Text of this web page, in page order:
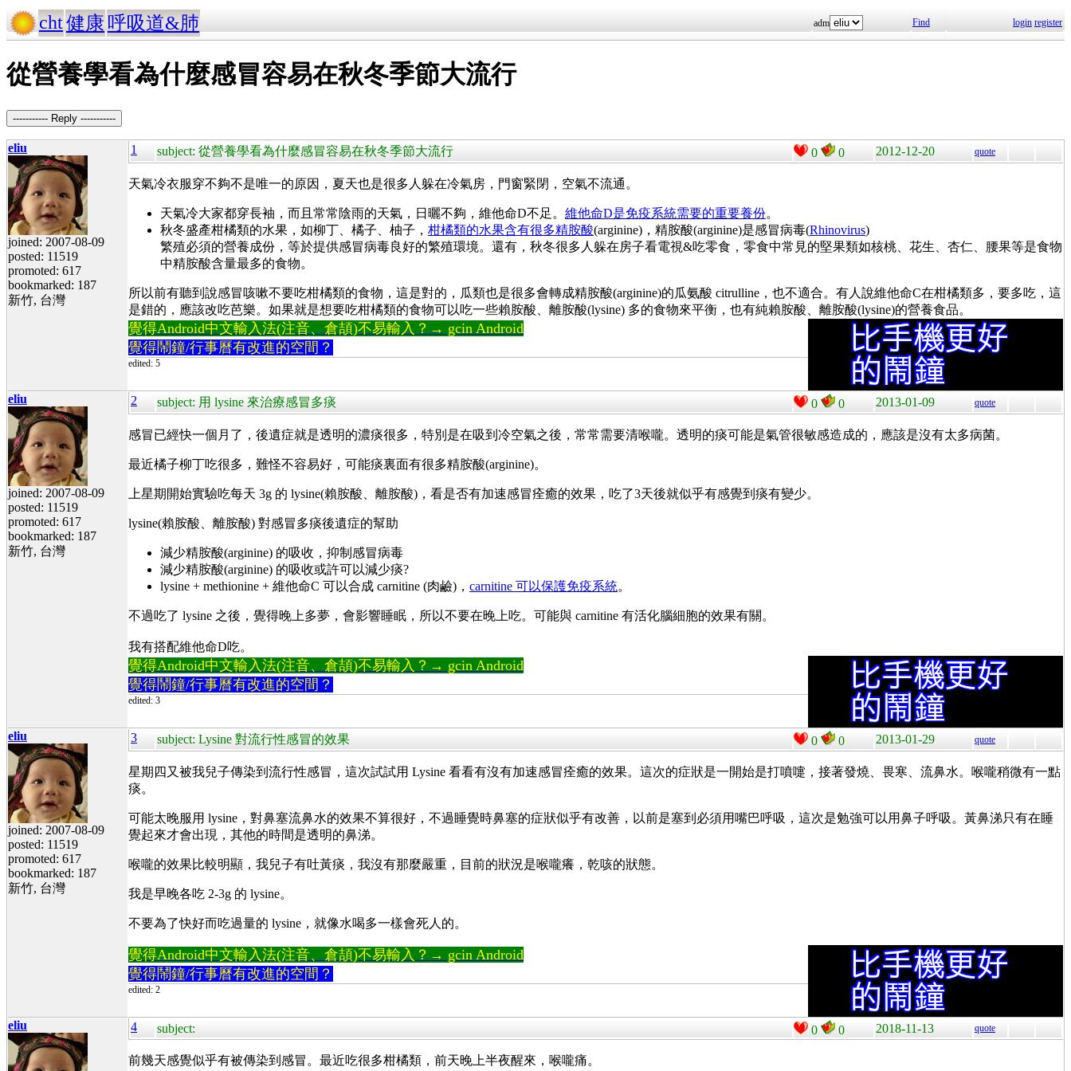
cht健康 呼吸道&肺 adm Find login register
從營養學看為什麼感冒容易在秋冬季節大流行
----------- Reply -----------
eliu
joined: 2007-08-09
posted: 11519
promoted: 617
bookmarked: 187
新竹, 台灣
1 subject: 從營養學看為什麼感冒容易在秋冬季節大流行 0 0 2012-12-20 quote
天氣冷衣服穿不夠不是唯一的原因，夏天也是很多人躲在冷氣房，門窗緊閉，空氣不流通。
天氣冷大家都穿長袖，而且常常陰雨的天氣，日曬不夠，維他命D不足。 維他命D是免疫系統需要的重要養份。
秋冬盛產柑橘類的水果，如柳丁、橘子、柚子， 柑橘類的水果含有很多精胺酸(arginine)，精胺酸(arginine)是感冒病毒(Rhinovirus)
繁殖必須的營養成份，等於提供感冒病毒良好的繁殖環境。還有，秋冬很多人躲在房子看電視&吃零食，零食中常見的堅果類如核桃、花生、杏仁、腰果等是食物
中精胺酸含量最多的食物。
所以前有聽到說感冒咳嗽不要吃柑橘類的食物，這是對的，瓜類也是很多會轉成精胺酸(arginine)的瓜氨酸 citrulline ，也不適合。有人說維他命C在柑橘類多，要多吃，這
是錯的，應該改吃芭樂。如果就是想要吃柑橘類的食物可以吃一些賴胺酸、離胺酸(lysine) 多的食物來平衡，也有純賴胺酸、離胺酸(lysine)的營養食品。
覺得Android中文輸入法(注音、倉頡)不易輸入？→ gcin Android
覺得鬧鐘/行事曆有改進的空間？
edited: 5
eliu
joined: 2007-08-09
posted: 11519
promoted: 617
bookmarked: 187
新竹, 台灣
2 subject: 用 lysine 來治療感冒多痰 0 0 2013-01-09 quote
感冒已經快一個月了，後遺症就是透明的濃痰很多，特別是在吸到冷空氣之後，常常需要清喉嚨。透明的痰可能是氣管很敏感造成的，應該是沒有太多病菌。
最近橘子柳丁吃很多，難怪不容易好，可能痰裏面有很多精胺酸(arginine)。
上星期開始實驗吃每天 3g 的 lysine(賴胺酸、離胺酸)，看是否有加速感冒痊癒的效果，吃了3天後就似乎有感覺到痰有變少。
lysine(賴胺酸、離胺酸) 對感冒多痰後遺症的幫助
減少精胺酸(arginine) 的吸收，抑制感冒病毒
減少精胺酸(arginine) 的吸收或許可以減少痰?
lysine + methionine + 維他命C 可以合成 carnitine (肉鹼)， carnitine 可以保護免疫系統。
不過吃了 lysine 之後，覺得晚上多夢，會影響睡眠，所以不要在晚上吃。可能與 carnitine 有活化腦細胞的效果有關。
我有搭配維他命D吃。
覺得Android中文輸入法(注音、倉頡)不易輸入？→ gcin Android
覺得鬧鐘/行事曆有改進的空間？
edited: 3
eliu
joined: 2007-08-09
posted: 11519
promoted: 617
bookmarked: 187
新竹, 台灣
3 subject: Lysine 對流行性感冒的效果 0 0 2013-01-29 quote
星期四又被我兒子傳染到流行性感冒，這次試試用 Lysine 看看有沒有加速感冒痊癒的效果。這次的症狀是一開始是打噴嚏，接著發燒、畏寒、流鼻水。喉嚨稍微有一點
痰。
可能太晚服用 lysine，對鼻塞流鼻水的效果不算很好，不過睡覺時鼻塞的症狀似乎有改善，以前是塞到必須用嘴巴呼吸，這次是勉強可以用鼻子呼吸。黃鼻涕只有在睡
覺起來才會出現，其他的時間是透明的鼻涕。
喉嚨的效果比較明顯，我兒子有吐黃痰，我沒有那麼嚴重，目前的狀況是喉嚨癢，乾咳的狀態。
我是早晚各吃 2-3g 的 lysine。
不要為了快好而吃過量的 lysine，就像水喝多一樣會死人的。
覺得Android中文輸入法(注音、倉頡)不易輸入？→ gcin Android
覺得鬧鐘/行事曆有改進的空間？
edited: 2
eliu 4 subject: 0 0 2018-11-13 quote
前幾天感覺似乎有被傳染到感冒。最近吃很多柑橘類，前天晚上半夜醒來，喉嚨痛。